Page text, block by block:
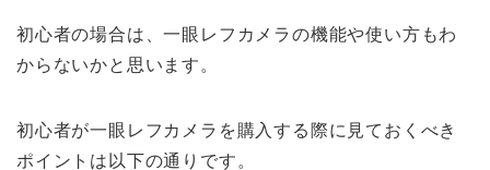
初心者の場合は、一眼レフカメラの機能や使い方もわ
からないかと思います。
初心者が一眼レフカメラを購入する際に見ておくべき
ポイントは以下の通りです。